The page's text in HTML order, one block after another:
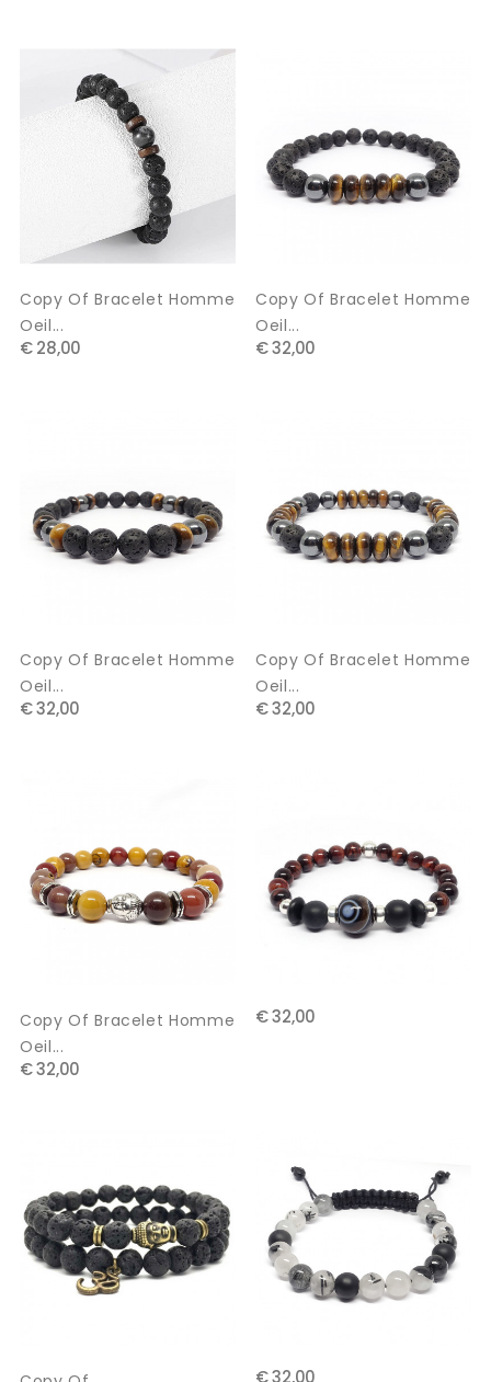
Copy Of Bracelet Homme
Oeil...
€ 28,00
Copy Of Bracelet Homme
Oeil...
€ 32,00
Copy Of Bracelet Homme
Oeil...
€ 32,00
Copy Of Bracelet Homme
Oeil...
€ 32,00
Copy Of Bracelet Homme
Oeil...
€ 32,00
€ 32,00
€ 32,00